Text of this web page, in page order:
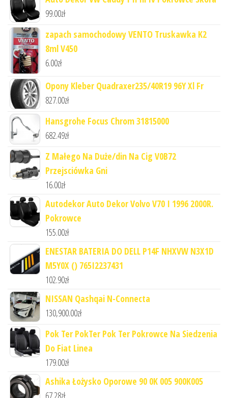
99.00zł
zapach samochodowy VENTO Truskawka K2
8ml V450
6.00zł
Opony Kleber Quadraxer235/40R19 96Y Xl Fr
827.00zł
Hansgrohe Focus Chrom 31815000
682.49zł
Z Małego Na Duże/din Na Cig V0B72
Przejsciówka Gni
16.00zł
Autodekor Auto Dekor Volvo V70 I 1996 2000R.
Pokrowce
155.00zł
ENESTAR BATERIA DO DELL P14F NHXVW N3X1D
M5Y0X () 765I2237431
102.90zł
NISSAN Qashqai N-Connecta
130,900.00zł
Pok Ter PokTer Pok Ter Pokrowce Na Siedzenia
Do Fiat Linea
179.00zł
Ashika Łożysko Oporowe 90 0K 005 900K005